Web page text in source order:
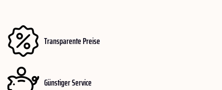
Transparente Preise
Günstiger Service